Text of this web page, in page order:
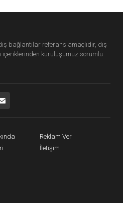
bağlantılar referans amaçlıdır, dış
içeriklerinden kuruluşumuz sorumlu
Reklam Ver
İletişim